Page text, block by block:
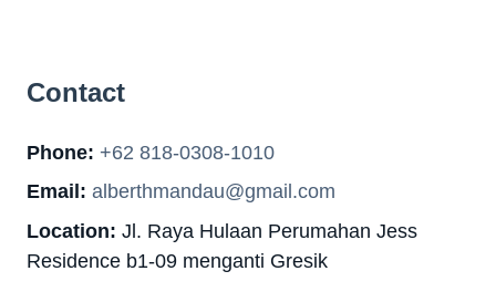
Contact
Phone: +62 818-0308-1010
Email: alberthmandau@gmail.com
Location: Jl. Raya Hulaan Perumahan Jess
Residence b1-09 menganti Gresik